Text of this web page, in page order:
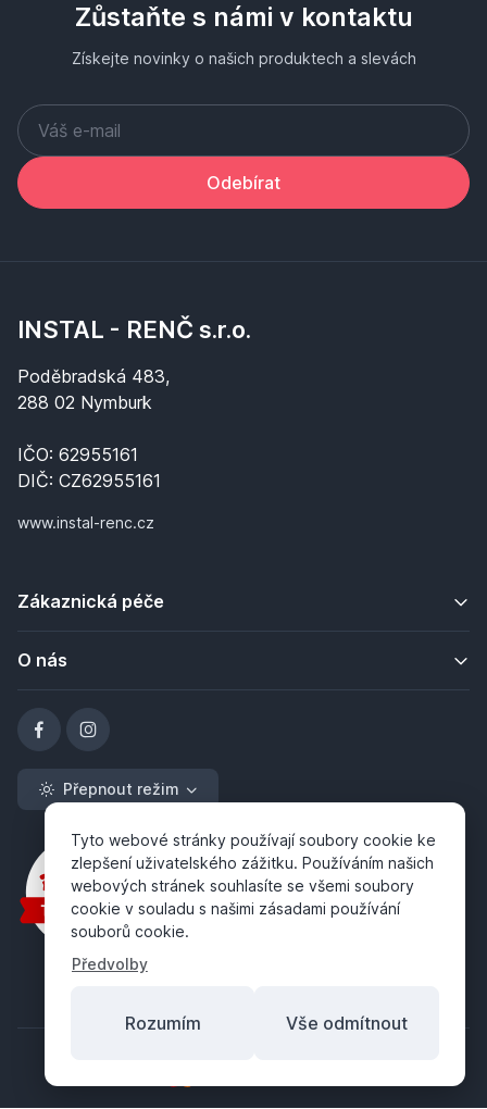
Zůstaňte s námi v kontaktu
Získejte novinky o našich produktech a slevách
Odebírat
INSTAL - RENČ s.r.o.
Poděbradská 483,
288 02 Nymburk
IČO: 62955161
DIČ: CZ62955161
www.instal-renc.cz
Zákaznická péče
O nás
Přepnout režim
Tyto webové stránky používají soubory cookie ke
zlepšení uživatelského zážitku. Používáním našich
webových stránek souhlasíte se všemi soubory
cookie v souladu s našimi zásadami používání
souborů cookie.
Předvolby
Rozumím Vše odmítnout